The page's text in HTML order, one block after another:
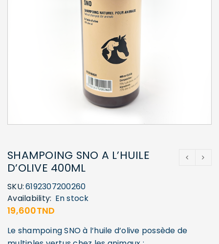
SHAMPOING SNO A L’HUILE
D’OLIVE 400ML
SKU:6192307200260
Availability: En stock
19,600TND
Le shampoing SNO à l’huile d’olive possède de